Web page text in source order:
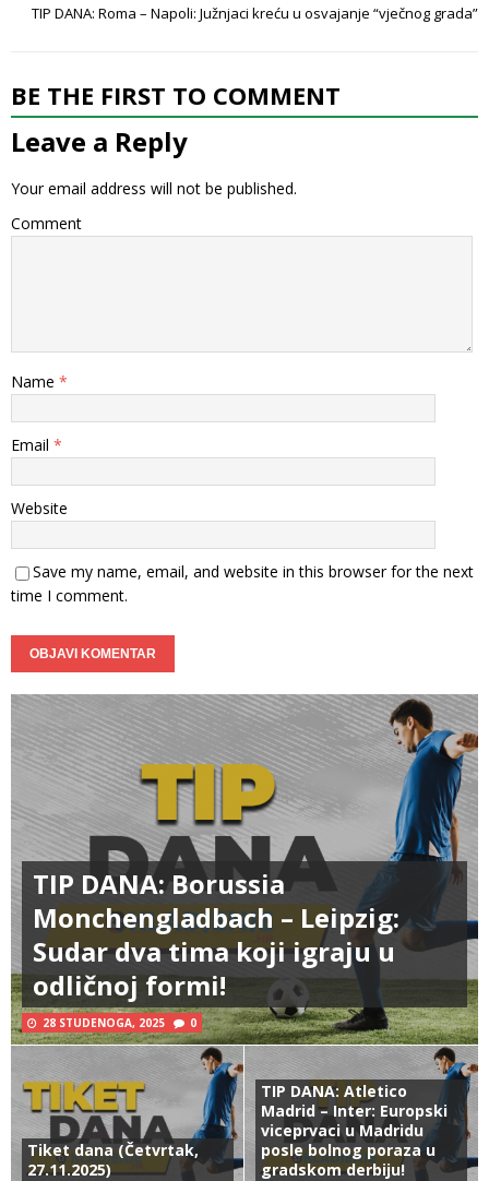
TIP DANA: Roma – Napoli: Južnjaci kreću u osvajanje “vječnog grada”
BE THE FIRST TO COMMENT
Leave a Reply
Your email address will not be published.
Comment
Name *
Email *
Website
Save my name, email, and website in this browser for the next
time I comment.
TIP DANA: Borussia
Monchengladbach – Leipzig:
Sudar dva tima koji igraju u
odličnoj formi!
28 STUDENOGA, 2025 0
Tiket dana (Četvrtak,
27.11.2025)
TIP DANA: Atletico
Madrid – Inter: Europski
viceprvaci u Madridu
posle bolnog poraza u
gradskom derbiju!